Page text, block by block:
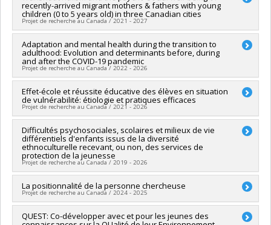
Grant programs:PV153480-Subventions de développement
Savoir
Funding sources:SPIIE/Secrétariat des programmes
interorganismes à l’intention des établissements
Grant programs:PVX50399-Chaires de recherche du Canada
recently-arrived migrant mothers & fathers with young
children (0 to 5 years old) in three Canadian cities
Projet de recherche au Canada / 2021 - 2027
Lead researcher :Lisa Merry
Co-researchers :Isabelle Archambault,Roxane Caron
Garine Papazian-Zohrabian,Christine Gervais
Christine M. Kurtz Landy,,Olive E. Wahoush,Oluwabukola O.
Salami ,Oluwakemi Christiana Amodu
Funding sources:CRSH/Conseil de recherches en sciences
humaines du Canada
Grant programs:PVXXXXXX-Subvention Savoir
Adaptation and mental health during the transition to
adulthood: Evolution and determinants before, during
and after the COVID-19 pandemic
Projet de recherche au Canada / 2022 - 2026
Lead researcher : Véronique Dupéré
Co-researchers : Éric Lacourse,Isabelle Archambault
Katherine Frohlich
Denault,David Litalien
Funding sources:CRSH/Conseil de recherches en sciences
humaines du Canada
Grant programs:PVX99097-Subvention de développement de
partenariat
Effet-école et réussite éducative des élèves en situation
de vulnérabilité: étiologie et pratiques efficaces
Projet de recherche au Canada / 2021 - 2026
Lead researcher : Isabelle Archambault
Co-researchers :Linda S. Pagani, Sophie Parent
Janosz,Véronique Dupéré, Kristel Tardif-Grenier
Mélissa Goulet
Funding sources:FRQSC/Fonds de recherche du Québec -
Société et culture (FQRSC)
Grant programs:PVXXXXXX-(SE) Programme Soutien aux
équipes de recherche - Stade de développement :
Renouvellement
Difficultés psychosociales, scolaires et milieux de vie
différentiels d'enfants issus de la diversité
ethnoculturelle recevant, ou non, des services de
protection de la jeunesse
Projet de recherche au Canada / 2019 - 2026
Funding sources: CRSH/Conseil de recherches en sciences
humaines du Canada
Grant programs:PVXXXXXX-Subvention Savoir
La positionnalité de la personne chercheuse
Projet de recherche au Canada / 2024 - 2025
Lead researcher :Annie Pullen Sansfaçon
QUEST: Co-développer avec et pour les jeunes des